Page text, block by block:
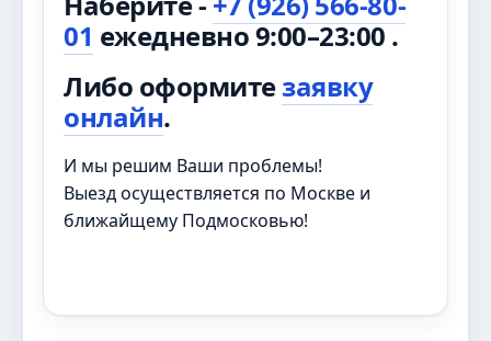
01 ежедневно 9:00–23:00 .
Либо оформитезаявку
онлайн.
И мы решим Ваши проблемы!
Выезд осуществляется по Москве и
ближайщему Подмосковью!